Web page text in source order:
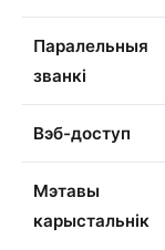
Паралельныя
званкі
Вэб-доступ
Мэтавы
карыстальнік